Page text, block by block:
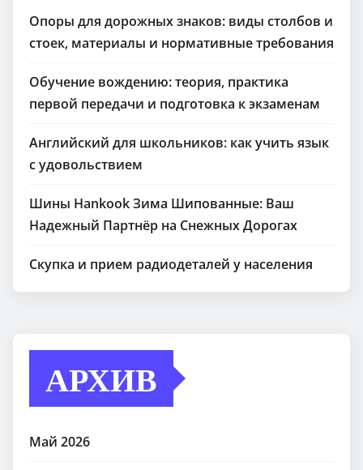
Опоры для дорожных знаков: виды столбов и
стоек, материалы и нормативные требования
Обучение вождению: теория, практика
первой передачи и подготовка к экзаменам
Английский для школьников: как учить язык
с удовольствием
Шины Hankook Зима Шипованные: Ваш
Надежный Партнёр на Снежных Дорогах
Скупка и прием радиодеталей у населения
АРХИВ
Май 2026